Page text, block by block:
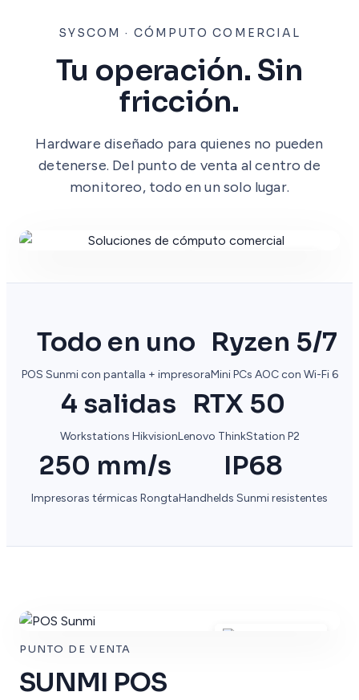
SYSCOM · CÓMPUTO COMERCIAL
Tu operación. Sin
fricción.
Hardware diseñado para quienes no pueden
detenerse. Del punto de venta al centro de
monitoreo, todo en un solo lugar.
Todo en uno
POS Sunmi con pantalla + impresora
Ryzen 5/7
Mini PCs AOC con Wi-Fi 6
4 salidas
Workstations Hikvision
RTX 50
Lenovo ThinkStation P2
250 mm/s
Impresoras térmicas Rongta
IP68
Handhelds Sunmi resistentes
PUNTO DE VENTA
SUNMI POS